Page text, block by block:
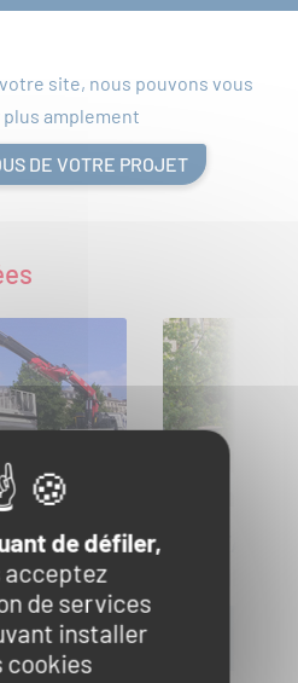
site, nous pouvons vous
amplement
DE VOTRE PROJET
de défiler,
acceptez
de services
installer
cookies